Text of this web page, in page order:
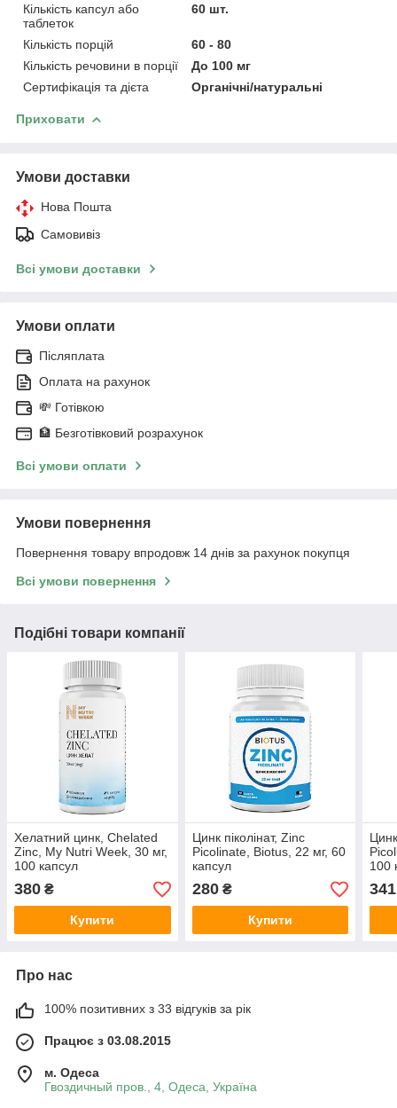
Кількість капсул або
таблеток
60 шт.
Кількість порцій
60 - 80
Кількість речовини в порції
До 100 мг
Сертифікація та дієта
Органічні/натуральні
Приховати
Умови доставки
Нова Пошта
Самовивіз
Всі умови доставки
Умови оплати
Післяплата
Оплата на рахунок
💸 Готівкою
🏦 Безготівковий розрахунок
Всі умови оплати
Умови повернення
Повернення товару впродовж 14 днів за рахунок покупця
Всі умови повернення
Подібні товари компанії
Хелатний цинк, Chelated
Zinc, My Nutri Week, 30 мг,
100 капсул
380 ₴
Купити
Цинк піколінат, Zinc
Picolinate, Biotus, 22 мг, 60
капсул
280₴
Купити
100
341
Про нас
100% позитивних з 33 відгуків за рік
Працює з 03.08.2015
м. Одеса
Гвоздичный пров., 4, Одеса, Україна